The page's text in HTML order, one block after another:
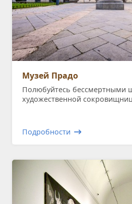
Музей Прадо
Полюбуйтесь бессмертными
художественной
Подробности